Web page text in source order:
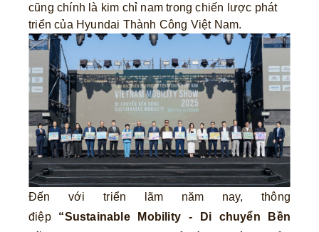
cũng chính là kim chỉ nam trong chiến lược phát
triển của Hyundai Thành Công Việt Nam.
Đến với triển lãm năm nay, thông
điệp “Sustainable Mobility - Di chuyển Bền